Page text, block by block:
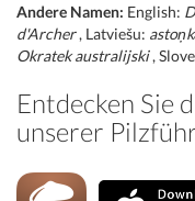
Andere Namen: English:
d'Archer, Latviešu:
Okratek australijski,
Entdecken Sie
unserer